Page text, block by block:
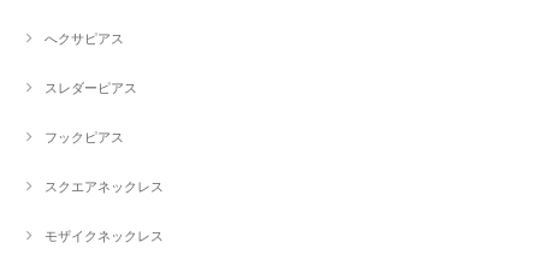
へクサピアス
スレダーピアス
フックピアス
スクエアネックレス
モザイクネックレス